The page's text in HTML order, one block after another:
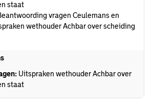
staat
vragen Ceulemans en
wethouder Achbar over scheiding
Uitspraken wethouder Achbar over
staat